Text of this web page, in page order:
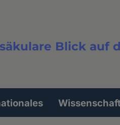
Blick auf
Wissenschaft